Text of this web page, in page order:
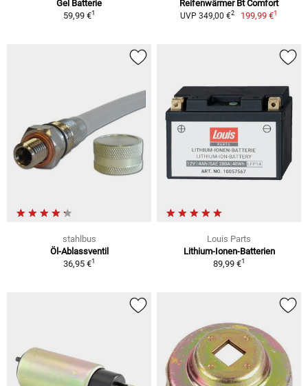
Gel Batterie
59,99 €1
Reifenwärmer Bt Comfort
UVP 349,00 €2 199,99 €1
stahlbus
Öl-Ablassventil
36,95 €1
Louis Parts
Lithium-Ionen-Batterien
89,99 €1